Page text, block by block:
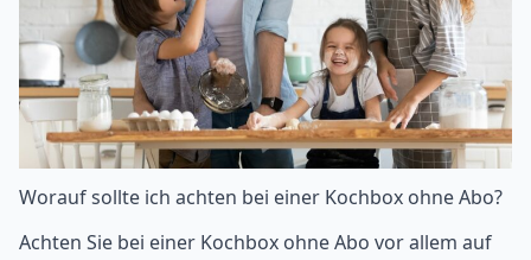
Worauf sollte ich achten bei einer Kochbox ohne Abo?
Achten Sie bei einer Kochbox ohne Abo vor allem auf